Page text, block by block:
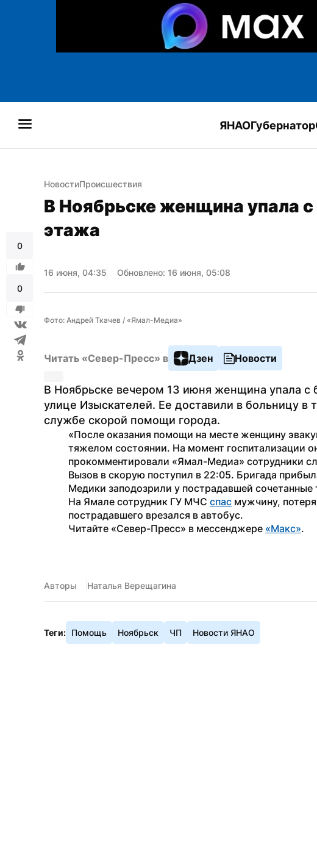
ЯНАОГубернатор
0
0
НовостиПроисшествия
В Ноябрьске женщина упала с
этажа
16 июня, 04:35 Обновлено: 16 июня, 05:08
Фото: Андрей Ткачев / «Ямал-Медиа»
Читать «Север-Пресс» в Дзен Новости
В Ноябрьске вечером 13 июня женщина упала с
улице Изыскателей. Ее доставили в больницу в
службе скорой помощи города.
«После оказания помощи на месте женщину
тяжелом состоянии. На момент госпитализации
прокомментировали «Ямал-Медиа» сотрудники
Вызов в скорую поступил в 22:05. Бригада
Медики заподозрили у пострадавшей сочетанные
На Ямале сотрудник ГУ МЧС спас мужчину,
пострадавшего врезался в автобус.
Читайте «Север-Пресс» в мессенджере «Макс».
Авторы Наталья Верещагина
Теги: Помощь Ноябрьск ЧП Новости ЯНАО